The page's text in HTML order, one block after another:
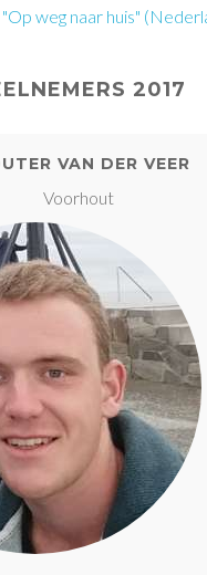
weg naar huis"
2017
VAN DER VEER
Voorhout